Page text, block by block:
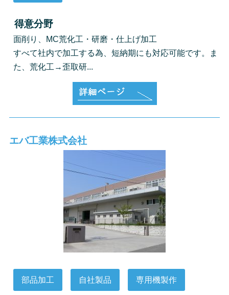
得意分野
面削り、MC荒化工・研磨・仕上げ加工
すべて社内で加工する為、短納期にも対応可能です。ま
た、荒化工→歪取研...
エバ工業株式会社
部品加工 自社製品 専用機製作